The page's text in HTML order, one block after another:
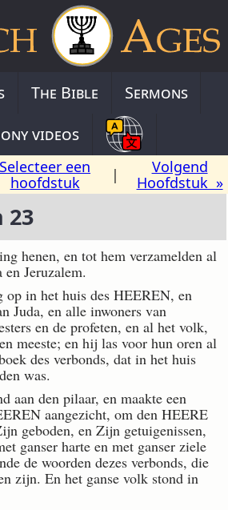
The Bible
Sermons
videos
Selecteer een
hoofdstuk
|
Volgend
Hoofdstuk »
23
henen, en tot hem verzamelden al
en Jeruzalem.
op in het huis des HEEREN, en
Juda, en alle inwoners van
en de profeten, en al het volk,
meeste; en hij las voor hun oren al
des verbonds, dat in het huis
was.
aan den pilaar, en maakte een
aangezicht, om den HEERE
geboden, en Zijn getuigenissen,
ganser harte en met ganser ziele
de woorden dezes verbonds, die
zijn. En het ganse volk stond in